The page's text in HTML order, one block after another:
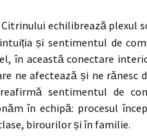
Citrinului echilibrează plexul
și sentimentul de
în această conectare
ne afectează și ne rănesc
sentimentul de
în echipă: procesul
birourilor și în familie.